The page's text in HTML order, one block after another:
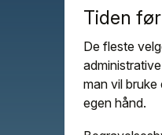
Tiden
De fleste
man vil
egen hånd.